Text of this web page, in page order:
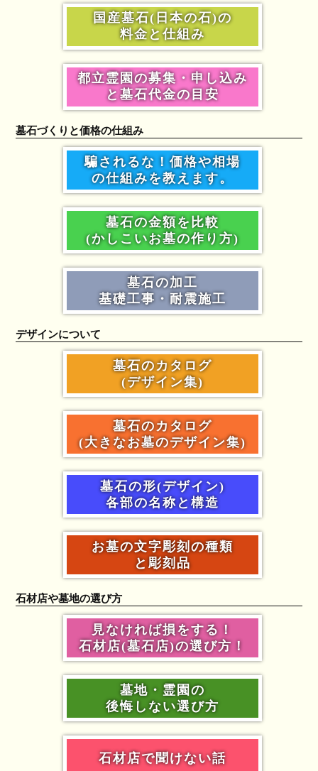
国産墓石(日本の石)の
料金と仕組み
都立霊園の募集・申し込み
と墓石代金の目安
墓石づくりと価格の仕組み
騙されるな！価格や相場
の仕組みを教えます。
墓石の金額を比較
(かしこいお墓の作り方)
墓石の加工
基礎工事・耐震施工
デザインについて
墓石のカタログ
(デザイン集)
墓石のカタログ
(大きなお墓のデザイン集)
墓石の形(デザイン)
各部の名称と構造
お墓の文字彫刻の種類
と彫刻品
石材店や墓地の選び方
見なければ損をする！
石材店(墓石店)の選び方！
墓地・霊園の
後悔しない選び方
石材店で聞けない話